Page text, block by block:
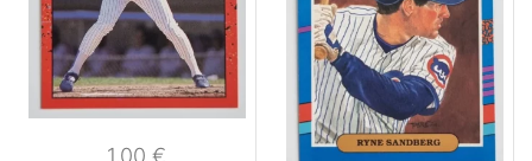
1,00€